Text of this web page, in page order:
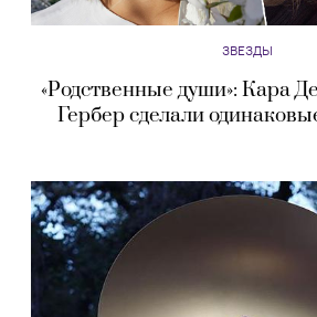
ЗВЕЗДЫ
«Родственные души»: Кара
Гербер сделали